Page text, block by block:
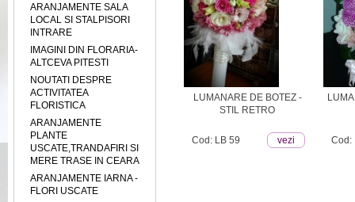
ARANJAMENTE SALA
LOCAL SI STALPISORI
INTRARE
IMAGINI DIN FLORARIA-
ALTCEVA PITESTI
NOUTATI DESPRE
ACTIVITATEA
FLORISTICA
ARANJAMENTE
PLANTE
USCATE,TRANDAFIRI SI
MERE TRASE IN CEARA
ARANJAMENTE IARNA -
FLORI USCATE
LUMANARE DE BOTEZ -
STIL RETRO
Cod: LB 59 vezi Cod: